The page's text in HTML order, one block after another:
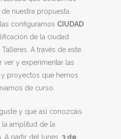
nuestra propuesta.
configuramos CIUDAD
de la ciudad
A través de este
ver y experimentar las
y proyectos que hemos
de curso.
y que así conozcáis
amplitud de la
A partir del lunes, 3 de